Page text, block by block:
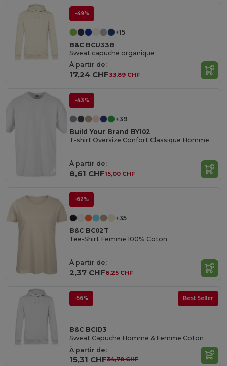
-49%
+15
B&C BCU33B
Sweat capuche organique
À partir de:
17,24 CHF33,89 CHF
-43%
+39
Build Your Brand BY102
T-shirt Oversize Confort Classique Homme
À partir de:
8,61 CHF15,00 CHF
-62%
+35
B&C BC02T
Tee-Shirt Femme 100% Coton
À partir de:
2,37 CHF6,25 CHF
-56% Best Seller
B&C BCID3
Sweat Capuche Homme & Femme Coton
À partir de:
15,31 CHF34,78 CHF